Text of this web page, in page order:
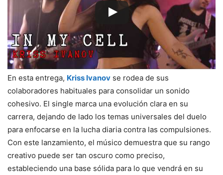
En esta entrega, Kriss Ivanov se rodea de sus
colaboradores habituales para consolidar un sonido
cohesivo. El single marca una evolución clara en su
carrera, dejando de lado los temas universales del duelo
para enfocarse en la lucha diaria contra las compulsiones.
Con este lanzamiento, el músico demuestra que su rango
creativo puede ser tan oscuro como preciso,
estableciendo una base sólida para lo que vendrá en su